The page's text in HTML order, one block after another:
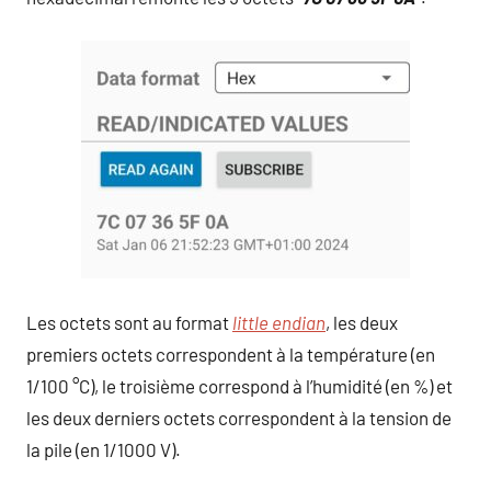
Les octets sont au format little endian, les deux
premiers octets correspondent à la température (en
1/100 °C), le troisième correspond à l’humidité (en %) et
les deux derniers octets correspondent à la tension de
la pile (en 1/1000 V).